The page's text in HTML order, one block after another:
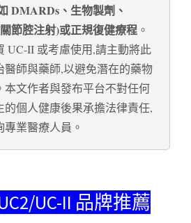
DMARDs、生物製劑、
節腔注射)或正規復健療程 。
UC-II 或考慮使用,請主動將此
醫師與藥師,以避免潛在的藥物
本文作者與發布平台不對任何
的個人健康後果承擔法律責任,
業醫療人員。
UC-II 品牌推薦